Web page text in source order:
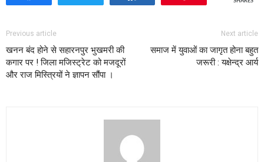
Previous article
खनन बंद होने से सहारनपुर भुखमरी की
कगार पर ! जिला मजिस्ट्रेट को मजदूरों
और राज मिस्त्रियों ने ज्ञापन सौंपा ।
Next article
समाज में युवाओं का जागृत होना बहुत
जरूरी : यक्षेन्द्र आर्य